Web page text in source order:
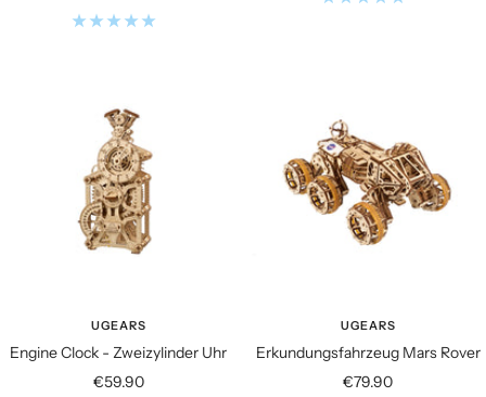
UGEARS
Engine Clock - Zweizylinder Uhr
Angebotspreis
€59.90
UGEARS
Erkundungsfahrzeug Mars Rover
Angebotspreis
€79.90